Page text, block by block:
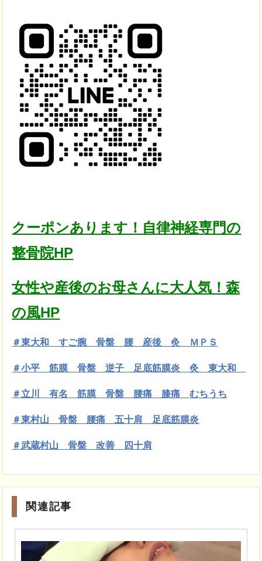
クーポンあります！自律神経専門の
整骨院HP
女性や産後のお母さんに大人気！森
の風HP
＃東大和 すご腕 骨盤 腰 産後 灸 ＭＰＳ
＃小平 筋膜骨盤 逆子 足底筋膜炎 灸 東大和
＃立川 有名 筋膜 骨盤 腰痛 膝痛 むちうち
＃東村山 骨盤 腰痛 五十肩 足底筋膜炎
＃武蔵村山 骨盤 改善 四十肩
関連記事